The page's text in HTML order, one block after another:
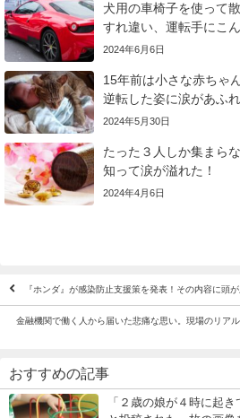
犬用の車椅子を使って
すれ違い、運転手にこ
2024年6月6日
15年前は小さな赤ちゃ
逆転した姿に涙があふ
2024年5月30日
たった３人しか集まら
知って涙が溢れた！
2024年4月6日
『ホンダ』が感染防止支援策を発表！その内容に頭
金融機関で働く人から届いた悲痛な思い。現場のリア
おすすめの記事
「２歳の娘が４時に起